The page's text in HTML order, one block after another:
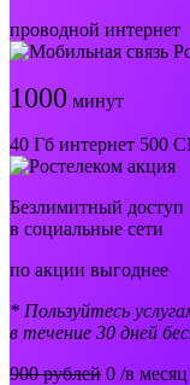
проводной интернет
1000 минут
40 Гб интернет 500
Безлимитный доступ
в социальные сети
по акции выгоднее
* Пользуйтесь
в течение 30 дней
900 рублей 0 /в месяц